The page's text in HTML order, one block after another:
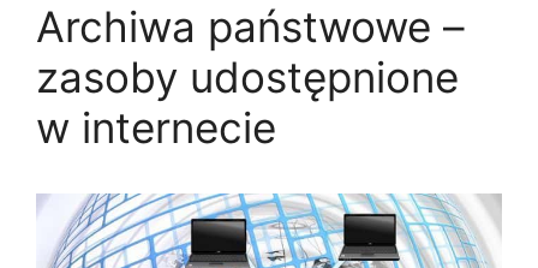
Archiwa państwowe –
zasoby udostępnione
w internecie